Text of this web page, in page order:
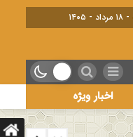
اخبار ویژه
حوزه و دانشگاه